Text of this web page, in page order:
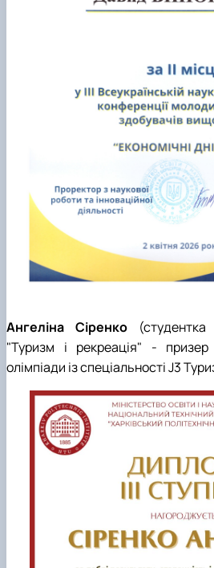
Ангеліна Сіренко
"Туризм і рекреація" - призер
олімпіади із спеціальності J3